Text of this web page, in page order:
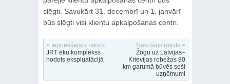
slēgti. Savukārt 31. decembrī un 1. janvārī
būs slēgti visi klientu apkalpošanas centri.
< Iepriekšējais raksts
JRT ēku komplekss
nodots ekspluatācijā
Nākošais raksts >
Žogu uz Latvijas–
Krievijas robežas 80
km garumā būvēs seši
uzņēmumi